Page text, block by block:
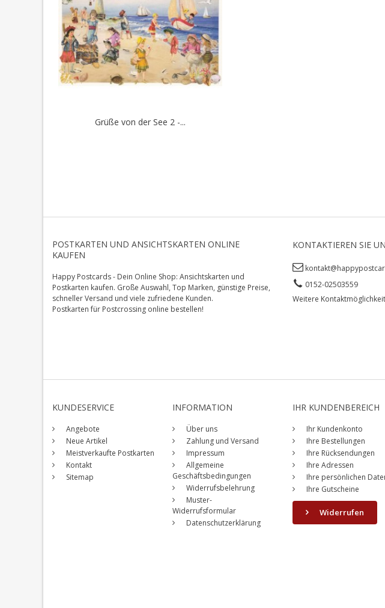
Grüße von der See 2 -...
POSTKARTEN UND ANSICHTSKARTEN ONLINE
KAUFEN
Happy Postcards - Dein Online Shop: Ansichtskarten und
Postkarten kaufen. Große Auswahl, Top Marken, günstige Preise,
schneller Versand und viele zufriedene Kunden.
Postkarten für Postcrossing online bestellen!
KONTAKTIEREN SIE
0152-02503559
Weitere
KUNDESERVICE
Angebote
Neue Artikel
Meistverkaufte Postkarten
Kontakt
Sitemap
INFORMATION
Über uns
Zahlung und Versand
Impressum
Allgemeine
Geschäftsbedingungen
Widerrufsbelehrung
Muster-
Widerrufsformular
Datenschutzerklärung
IHR KUNDENBEREICH
Ihr Kundenkonto
Ihre Bestellungen
Ihre Rücksendungen
Ihre Adressen
Ihre persönlichen
Ihre Gutscheine
Widerrufen